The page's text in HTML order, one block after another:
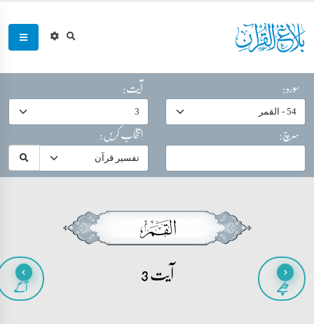
سورہ:
آیت:
سرچ:
انتخاب کریں:
پیچھے آیت 3 آگے